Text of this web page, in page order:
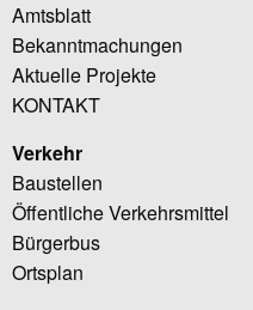
Amtsblatt
Bekanntmachungen
Aktuelle Projekte
KONTAKT
Verkehr
Baustellen
Öffentliche Verkehrsmittel
Bürgerbus
Ortsplan